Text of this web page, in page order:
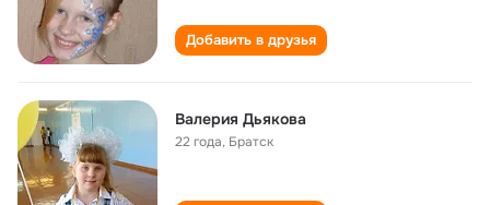
Добавить в друзья
Валерия Дьякова
22 года, Братск